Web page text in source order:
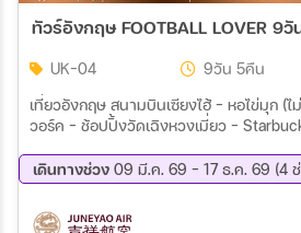
ทัวร์อังกฤษ FOOTBALL LOVER 9
UK-04 9วัน 5คืน
เที่ยวอังกฤษ สนามบินเซียงไฮ้ - หอไข่มุก (ไม่รวมตั๋ว) - ลู่เจียจุ่ยสกาย
วอร์ค – ช้อปปิ้งวัดเฉิงหวงเมี่ยว –
ถนนคนเดินนานกิง + Pop Mart – ฟลอเรนเที
เซี่ยงไฮ้ - แมนเชสเตอร์ – ลิเวอร์พูล – สน
- สนามฟุตบอล โอลด์ แทรฟฟอร์ท - วิหารแ
เดินทางช่วง 09 มี.ค. 69 - 17 ธ.ค. 69 (4
23
02 ธ.ค. 69 - 10 ธ.ค. 69
09